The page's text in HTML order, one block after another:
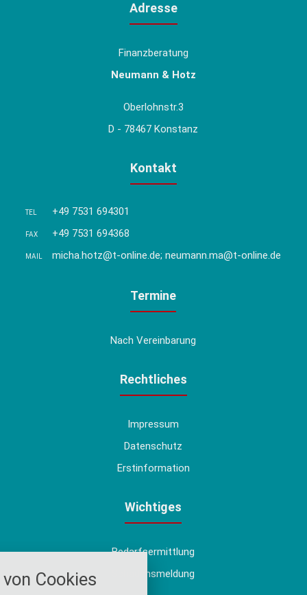
Adresse
Finanzberatung
Neumann & Hotz
Oberlohnstr.3
D - 78467 Konstanz
Kontakt
TEL +49 7531 694301
FAX +49 7531 694368
MAIL micha.hotz@t-online.de; neumann.ma@t-online.de
Termine
Nach Vereinbarung
Rechtliches
Impressum
Datenschutz
Erstinformation
Wichtiges
Bedarfsermittlung
Schadensmeldung
Cookies
alle verwendeten Cookies und